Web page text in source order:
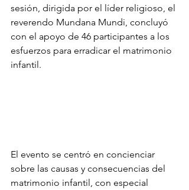
sesión, dirigida por el líder religioso, el
reverendo Mundana Mundi, concluyó
con el apoyo de 46 participantes a los
esfuerzos para erradicar el matrimonio
infantil.
El evento se centró en concienciar
sobre las causas y consecuencias del
matrimonio infantil, con especial